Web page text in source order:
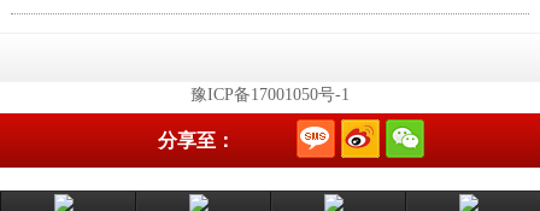
豫ICP备17001050号-1
分享至：